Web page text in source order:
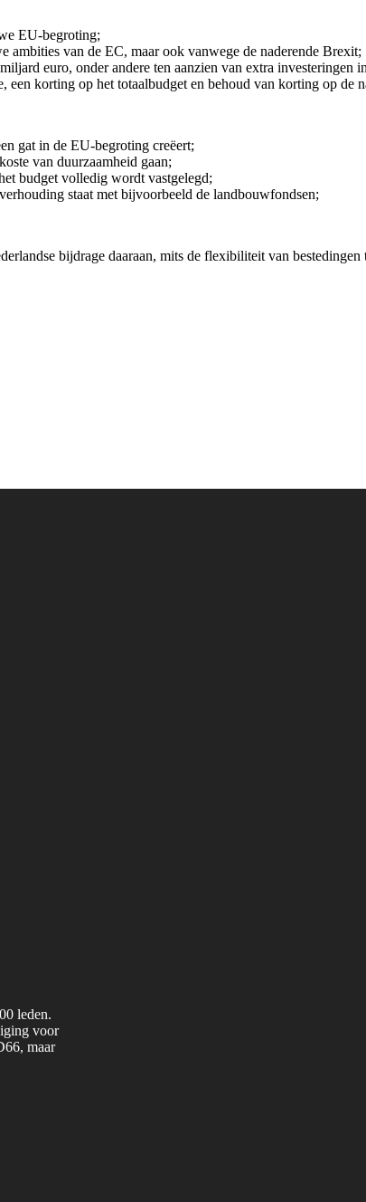
EU-begroting;
van de EC, maar ook vanwege de naderende Brexit;
euro, onder andere ten aanzien van extra investeringen
korting op het totaalbudget en behoud van korting op de
gat in de EU-begroting creëert;
van duurzaamheid gaan;
budget volledig wordt vastgelegd;
staat met bijvoorbeeld de landbouwfondsen;
bijdrage daaraan, mits de flexibiliteit van bestedingen
leden.
voor
maar